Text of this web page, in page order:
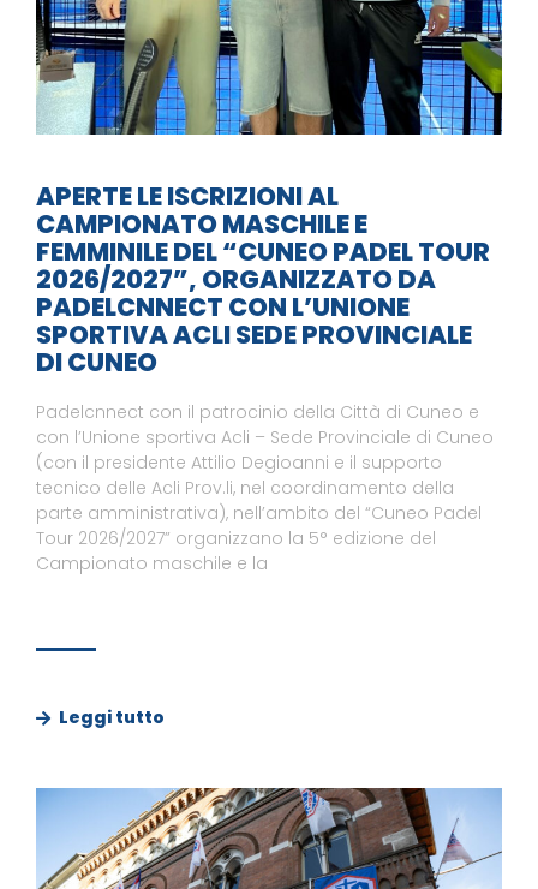
APERTE LE ISCRIZIONI AL
CAMPIONATO MASCHILE E
FEMMINILE DEL “CUNEO PADEL TOUR
2026/2027”, ORGANIZZATO DA
PADELCNNECT CON L’UNIONE
SPORTIVA ACLI SEDE PROVINCIALE
DI CUNEO
Padelcnnect con il patrocinio della Città di Cuneo e
con l’Unione sportiva Acli – Sede Provinciale di Cuneo
(con il presidente Attilio Degioanni e il supporto
tecnico delle Acli Prov.li, nel coordinamento della
parte amministrativa), nell’ambito del “Cuneo Padel
Tour 2026/2027” organizzano la 5° edizione del
Campionato maschile e la
Leggi tutto